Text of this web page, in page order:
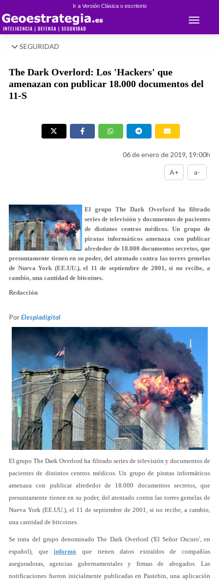
Ir a Versión Clásica o escritorio
Toggle
SEGURIDAD
The Dark Overlord: Los 'Hackers' que
amenazan con publicar 18.000 documentos del
11-S
06 de enero de 2019, 19:00h
A+ a-
El grupo The Dark Overlord ha filtrado
series de televisión y documentos de pacientes
de distintos centros médicos. Un grupo de
piratas informáticos amenaza con publicar
alrededor de 18.000 documentos secretos, que
presuntamente tienen en su poder, del atentado contra las torres gemelas
de Nueva York (EE.UU.), el 11 de septiembre de 2001, si no recibe, a
cambio, una cantidad de bitcoines.
Redacción
PorElespiadigital
El grupo The Dark Overlord ha filtrado series de televisión y documentos de
pacientes de distintos centros médicos. Un grupo de piratas informáticos
amenaza con publicar alrededor de 18.000 documentos secretos, que
presuntamente tienen en su poder, del atentado contra las torres gemelas de
Nueva York (EE.UU.), el 11 de septiembre de 2001, si no recibe, a cambio,
una cantidad de bitcoines.
Se trata del grupo denominado The Dark Overlord ('El Señor Oscuro', en
español), queinformó que tienen datos extraídos de compañías
aseguradoras, agencias gubernamentales y firmas de abogados. Las
notificaciones fueron inicialmente publicadas en Pastebin, una aplicación